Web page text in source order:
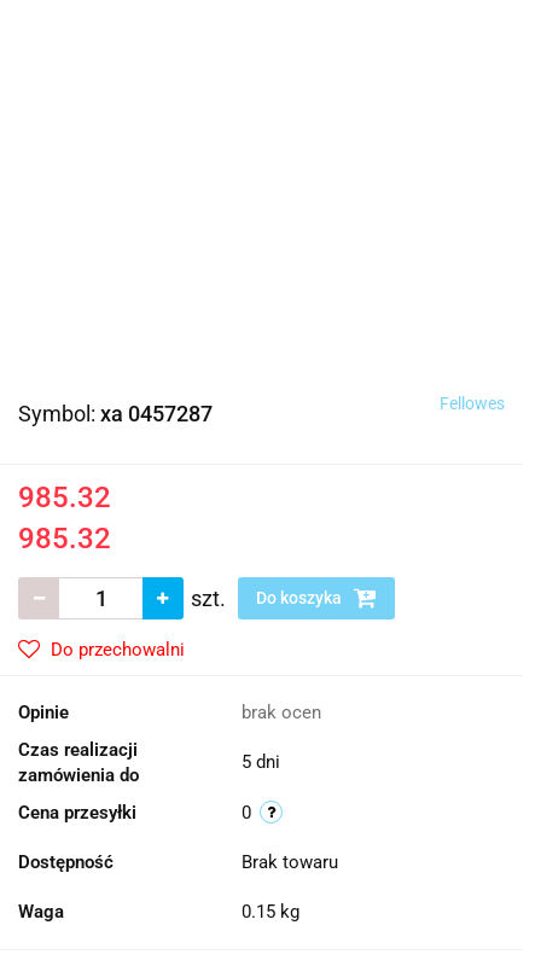
Symbol: xa 0457287 Fellowes
985.32
985.32
szt. Do koszyka
Do przechowalni
Opinie
brak ocen
Czas realizacji
zamówienia do
5 dni
Cena przesyłki 0
Dostępność Brak towaru
Waga 0.15 kg